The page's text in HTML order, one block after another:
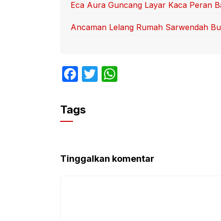
Eca Aura Guncang Layar Kaca Peran
Ancaman Lelang Rumah Sarwendah
F
c
e
o
o
T
p
Tags
Tinggalkan komentar